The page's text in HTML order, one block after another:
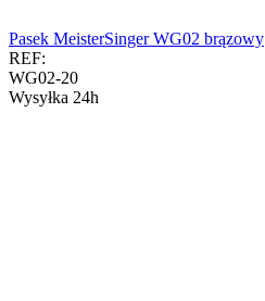
Pasek MeisterSinger WG02 brązowy
REF:
WG02-20
Wysyłka 24h